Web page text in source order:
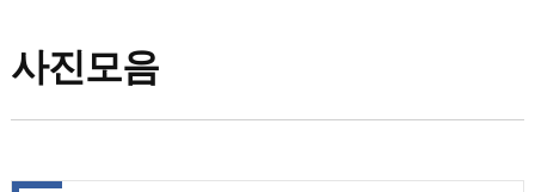
사진모음